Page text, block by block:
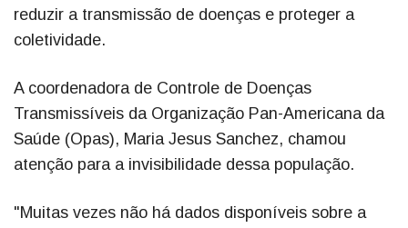
reduzir a transmissão de doenças e proteger a
coletividade.
A coordenadora de Controle de Doenças
Transmissíveis da Organização Pan-Americana da
Saúde (Opas), Maria Jesus Sanchez, chamou
atenção para a invisibilidade dessa população.
"Muitas vezes não há dados disponíveis sobre a